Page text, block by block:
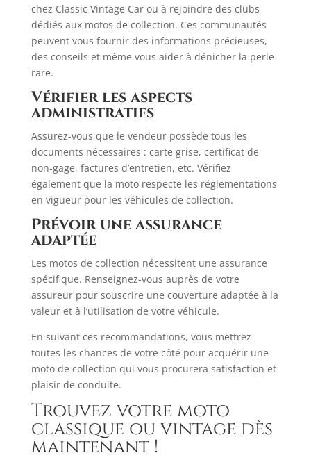
chez Classic Vintage Car ou à rejoindre des clubs
dédiés aux motos de collection. Ces communautés
peuvent vous fournir des informations précieuses,
des conseils et même vous aider à dénicher la perle
rare.​
Vérifier les aspects
administratifs
Assurez-vous que le vendeur possède tous les
documents nécessaires : carte grise, certificat de
non-gage, factures d’entretien, etc. Vérifiez
également que la moto respecte les réglementations
en vigueur pour les véhicules de collection. ​
Prévoir une assurance
adaptée
Les motos de collection nécessitent une assurance
spécifique. Renseignez-vous auprès de votre
assureur pour souscrire une couverture adaptée à la
valeur et à l’utilisation de votre véhicule.​
En suivant ces recommandations, vous mettrez
toutes les chances de votre côté pour acquérir une
moto de collection qui vous procurera satisfaction et
plaisir de conduite.
Trouvez votre moto
classique ou vintage dès
maintenant !